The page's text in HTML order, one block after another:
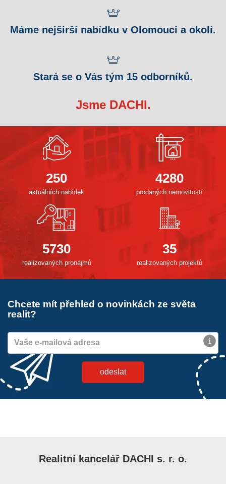
Máme nejširší nabídku v Olomouci a okolí.
Stará se o Vás tým 15 odborníků.
Jsme DACHI.
250
aktuálních nabídek
4280
prodaných nemovitostí
5730
realizovaných pronájmů
35
realizovaných projektů
Chcete mít přehled o novinkách ze světa
realit?
Realitní kancelář DACHI s. r. o.